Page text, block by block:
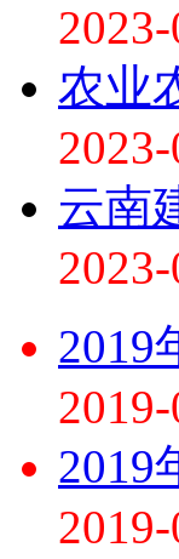
农业
云南
2019
2019